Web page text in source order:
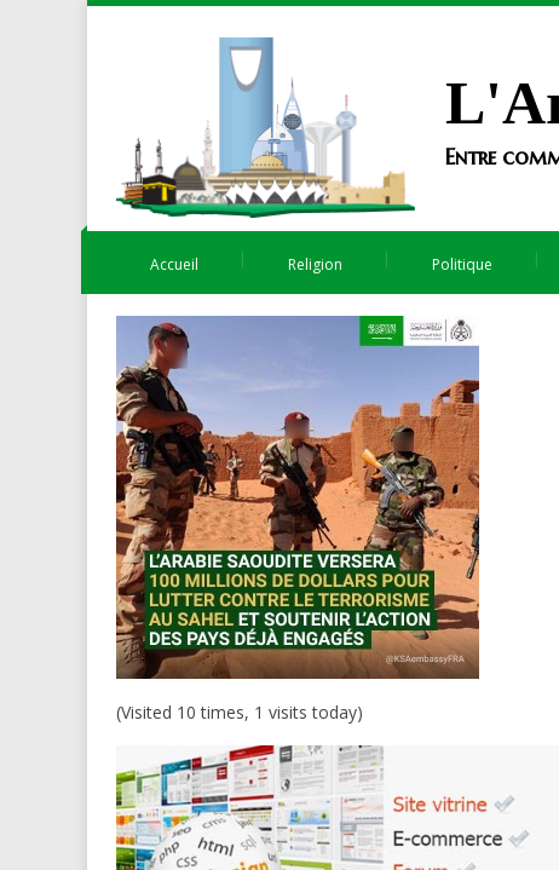
Entre
Accueil Religion Politique
(Visited 10 times, 1 visits today)